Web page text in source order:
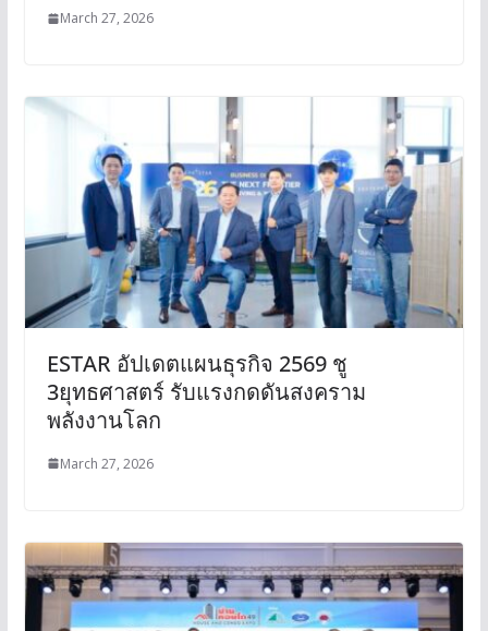
March 27, 2026
ESTAR อัปเดตแผนธุรกิจ 2569 ชู
3ยุทธศาสตร์ รับแรงกดดันสงคราม
พลังงานโลก
March 27, 2026